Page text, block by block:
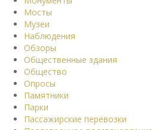
Мосты
Музеи
Наблюдения
Обзоры
Общественные здания
Общество
Опросы
Памятники
Парки
Пассажирские перевозки